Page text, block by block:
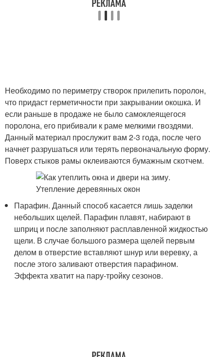
Необходимо по периметру створок прилепить поролон,
что придаст герметичности при закрывании окошка. И
если раньше в продаже не было самоклеящегося
поролона, его прибивали к раме мелкими гвоздями.
Данный материал прослужит вам 2-3 года, после чего
начнет разрушаться или терять первоначальную форму.
Поверх стыков рамы оклеиваются бумажным скотчем.
Парафин. Данный способ касается лишь заделки
небольших щелей. Парафин плавят, набирают в
шприц и после заполняют расплавленной жидкостью
щели. В случае большого размера щелей первым
делом в отверстие вставляют шнур или веревку, а
после этого заливают отверстия парафином.
Эффекта хватит на пару-тройку сезонов.